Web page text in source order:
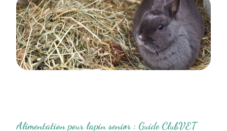
Alimentation pour lapin senior : Guide ClubVET